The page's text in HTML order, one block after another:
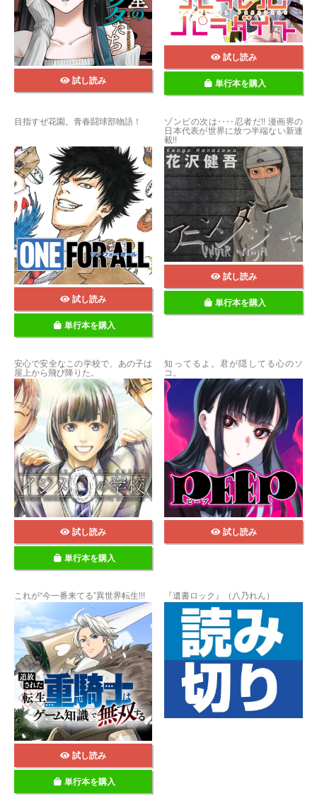
試し読み
試し読み
単行本を購入
目指すぜ花園。青春闘球部物語！
試し読み
単行本を購入
ゾンビの次は‥‥忍者だ!! 漫画界の
日本代表が世界に放つ半端ない新連
載!!
試し読み
単行本を購入
安心で安全なこの学校で、あの子は
屋上から飛び降りた。
試し読み
単行本を購入
知ってるよ。君が隠してる心のソ
コ。
試し読み
これが“今一番来てる”異世界転生!!!
試し読み
単行本を購入
『遺書ロック』（八乃れん）